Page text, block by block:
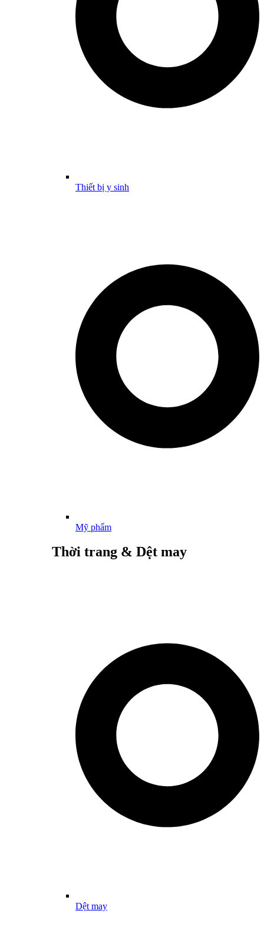
Thiết bị y sinh
Mỹ phẩm
Thời trang & Dệt may
Dệt may